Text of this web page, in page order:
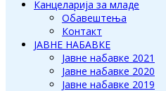
Канцеларија за младе
Обавештења
Контакт
ЈАВНЕ НАБАВКЕ
Јавне набавке 2021
Јавне набавке 2020
Јавне набавке 2019